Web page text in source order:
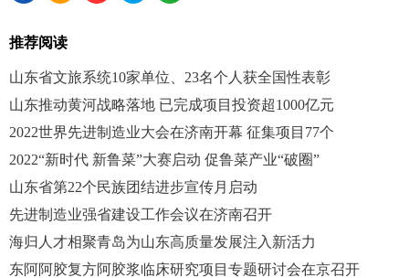
推荐阅读
山东省文旅系统10家单位、23名个人获全国性表彰
山东推动黄河战略落地 已完成项目投资超1000亿元
2022世界先进制造业大会在济南开幕 征集项目77个
2022“新时代 新鲁菜”大赛启动 促鲁菜产业“破圈”
山东省第22个民族团结进步宣传月启动
先进制造业强省建设工作会议在济南召开
海归人才相聚青岛为山东高质量发展注入新活力
东阿阿胶复方阿胶浆临床研究项目专题研讨会在京召开